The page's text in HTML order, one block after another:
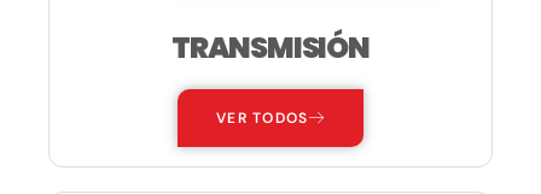
TRANSMISIÓN
VER TODOS